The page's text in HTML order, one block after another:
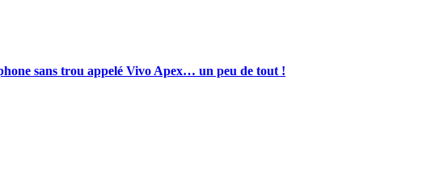
sans trou appelé Vivo Apex… un peu de tout !